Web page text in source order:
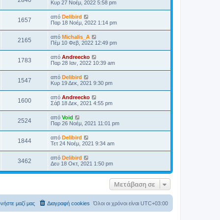
Κυρ 27 Νοέμ, 2022 5:58 pm
1657 από Delibird
Παρ 18 Νοέμ, 2022 1:14 pm
2165 από Michalis_A
Πέμ 10 Φεβ, 2022 12:49 pm
1783 από Andreecko
Παρ 28 Ιαν, 2022 10:39 am
1547 από Delibird
Κυρ 19 Δεκ, 2021 9:30 pm
1600 από Andreecko
Σάβ 18 Δεκ, 2021 4:55 pm
2524 από Void
Παρ 26 Νοέμ, 2021 11:01 pm
1844 από Delibird
Τετ 24 Νοέμ, 2021 9:34 am
3462 από Delibird
Δευ 18 Οκτ, 2021 1:50 pm
Μετάβαση σε
Όλοι οι χρόνοι είναι UTC+03:00
Διαγραφή cookies
μαζί μας